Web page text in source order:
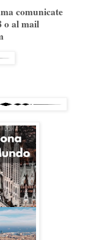
comunicate
o al mail